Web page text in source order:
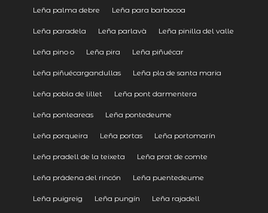
Leña palma debre Leña para barbacoa
Leña paradela Leña parlavà Leña pinilla del valle
Leña pino o Leña pira Leña piñuécar
Leña piñuécargandullas Leña pla de santa maria
Leña pobla de lillet Leña pont darmentera
Leña ponteareas Leña pontedeume
Leña porqueira Leña portas Leña portomarín
Leña pradell de la teixeta Leña prat de comte
Leña prádena del rincón Leña puentedeume
Leña puigreig Leña pungín Leña rajadell